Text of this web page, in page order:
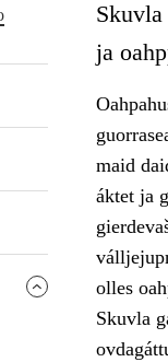
ja
maid
áktet ja
olles
Skuvla